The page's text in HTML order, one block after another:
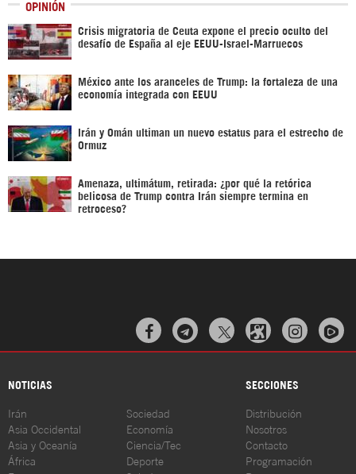
OPINIÓN
Crisis migratoria de Ceuta expone el precio oculto del
desafío de España al eje EEUU-Israel-Marruecos
México ante los aranceles de Trump: la fortaleza de una
economía integrada con EEUU
Irán y Omán ultiman un nuevo estatus para el estrecho de
Ormuz
Amenaza, ultimátum, retirada: ¿por qué la retórica
belicosa de Trump contra Irán siempre termina en
retroceso?
  
NOTICIAS SECCIONES
Irán
Asia Occidental
Asia y Oceanía
África
Sociedad
Economía
Ciencia/Tec
Deporte
Distribución
Nosotros
Contacto
Programación